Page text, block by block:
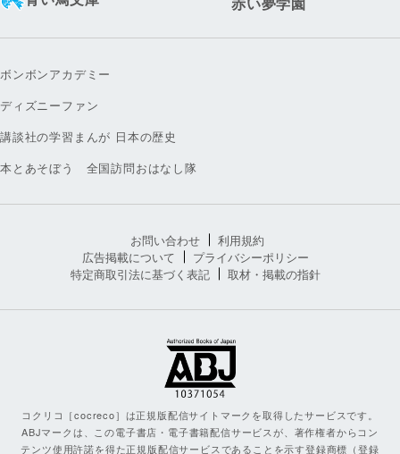
ボンボンアカデミー
ディズニーファン
講談社の学習まんが 日本の歴史
本とあそぼう 全国訪問おはなし隊
お問い合わせ
利用規約
広告掲載について
プライバシーポリシー
特定商取引法に基づく表記
取材・掲載の指針
コクリコ［cocreco］は正規版配信サイトマークを取得したサービスです。
ABJマークは、この電子書店・電子書籍配信サービスが、著作権者からコン
テンツ使用許諾を得た正規版配信サービスであることを示す登録商標（登録